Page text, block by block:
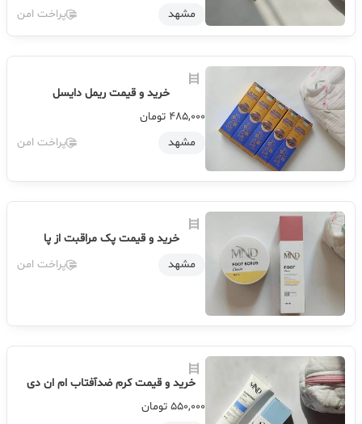
مشهد
پراخت امن
خرید و قیمت ریمل دایسل
485,000 تومان
مشهد
پراخت امن
خرید و قیمت پک مراقبت از پا
مشهد
پراخت امن
خرید و قیمت کرم ضدآفتاب ام ان دی
550,000تومان